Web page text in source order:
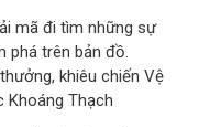
mã đi tìm những sự
phá trên bản đồ.
khiêu chiến Vệ
Khoáng Thạch